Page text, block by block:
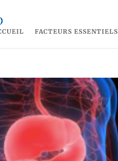
FACTEURS ESSENTIELS